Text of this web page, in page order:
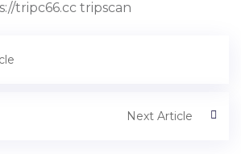
tripc66.cc tripscan
Next Article